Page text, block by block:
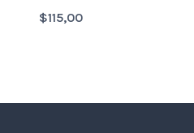
$115,00